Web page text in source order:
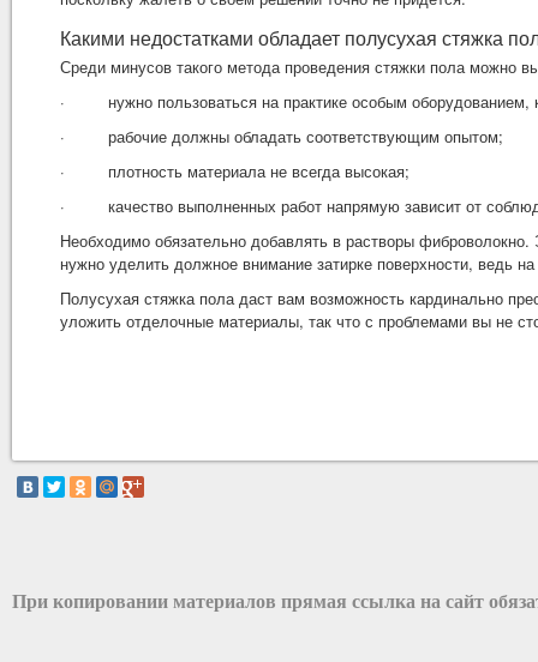
Какими недостатками обладает полусухая стяжка
Среди минусов такого метода проведения стяжки пола можно
·
нужно пользоваться на практике особым оборудованием,
·
рабочие должны обладать соответствующим опытом;
·
плотность материала не всегда высокая;
·
качество выполненных работ напрямую зависит от
Необходимо обязательно добавлять в растворы
нужно уделить должное внимание затирке поверхности, ведь
Полусухая стяжка пола даст вам возможность кардинально
уложить отделочные материалы, так что с проблемами вы не
При копировании материалов прямая ссылка на сайт